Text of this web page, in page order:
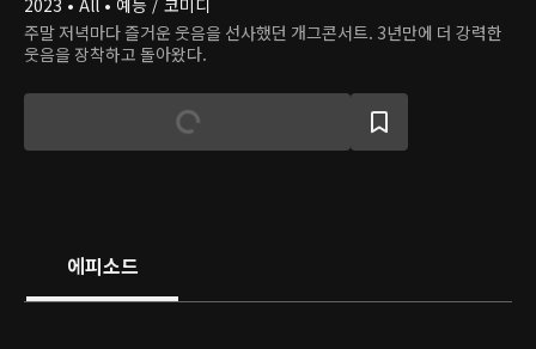
2023 • All • 예능 / 코미디
주말 저녁마다 즐거운 웃음을 선사했던 개그콘서트. 3년만에 더 강력한
웃음을 장착하고 돌아왔다.
에피소드